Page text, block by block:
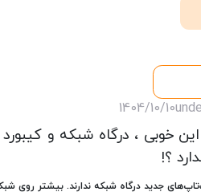
1404/10/10
خوبی ، درگاه شبکه و کیبورد
؟!
جدید درگاه شبکه ندارند. بیشتر روی